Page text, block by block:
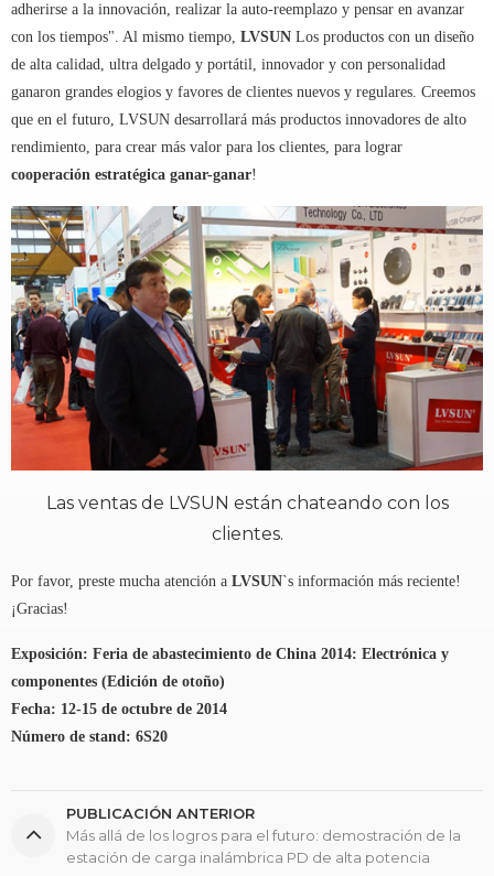
adherirse a la innovación, realizar la auto-reemplazo y pensar en avanzar
con los tiempos". Al mismo tiempo, LVSUN Los productos con un diseño
de alta calidad, ultra delgado y portátil, innovador y con personalidad
ganaron grandes elogios y favores de clientes nuevos y regulares. Creemos
que en el futuro, LVSUN desarrollará más productos innovadores de alto
rendimiento, para crear más valor para los clientes, para lograr
cooperación estratégica ganar-ganar!
Las ventas de LVSUN están chateando con los
clientes.
Por favor, preste mucha atención a LVSUN`s información más reciente!
¡Gracias!
Exposición: Feria de abastecimiento de China 2014: Electrónica y
componentes (Edición de otoño)
Fecha: 12-15 de octubre de 2014
Número de stand: 6S20
PUBLICACIÓN ANTERIOR
Más allá de los logros para el futuro: demostración de la
estación de carga inalámbrica PD de alta potencia